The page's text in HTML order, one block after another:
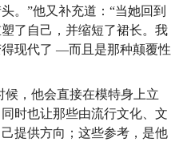
。”他又补充道：“当她回到
了自己，并缩短了裙长。我
现代了 ―而且是那种颠覆性
候，他会直接在模特身上立
时也让那些由流行文化、文
提供方向；这些参考，是他